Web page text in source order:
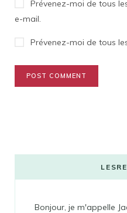
Prévenez-moi de tous
e-mail.
Prévenez-moi de tous
Bonjour, je m'appelle